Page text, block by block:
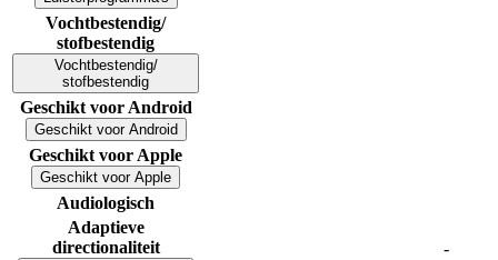
Vochtbestendig/
stofbestendig
Vochtbestendig/
stofbestendig
Geschikt voor Android
Geschikt voor Android
Geschikt voor Apple
Geschikt voor Apple
Audiologisch
Adaptieve
directionaliteit
-